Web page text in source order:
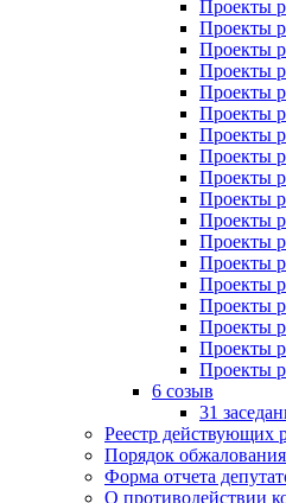
Проекты
Проекты
Проекты
Проекты
Проекты
Проекты
Проекты
Проекты
Проекты
Проекты
Проекты
Проекты
Проекты
Проекты
Проекты
Проекты
Проекты
Проекты
6 созыв
31
Реестр действующих
Порядок
Форма отчета
О противодействии